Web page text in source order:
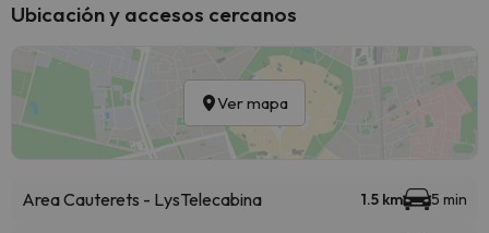
Ubicación y accesos cercanos
Ver mapa
Area Cauterets - LysTelecabina 1.5 km 5 min